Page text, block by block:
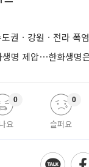
권ㆍ강원ㆍ전라 폭염
요
0
슬퍼요
0